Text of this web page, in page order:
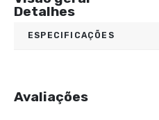
Detalhes
ESPECIFICAÇÕES
Avaliações